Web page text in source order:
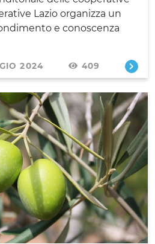
Lazio organizza un
e conoscenza
2024 409